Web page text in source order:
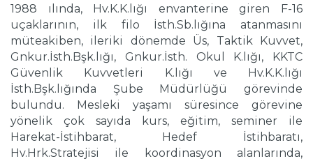
1988 ılında, Hv.K.K.lığı envanterine giren F-16
uçaklarının, ilk filo İsth.Sb.lığına atanmasını
müteakiben, ileriki dönemde Üs, Taktik Kuvvet,
Gnkur.İsth.Bşk.lığı, Gnkur.İsth. Okul K.lığı, KKTC
Güvenlik Kuvvetleri K.lığı ve Hv.K.K.lığı
İsth.Bşk.lığında Şube Müdürlüğü görevinde
bulundu. Mesleki yaşamı süresince görevine
yönelik çok sayıda kurs, eğitim, seminer ile
Harekat-İstihbarat, Hedef İstihbaratı,
Hv.Hrk.Stratejisi ile koordinasyon alanlarında,